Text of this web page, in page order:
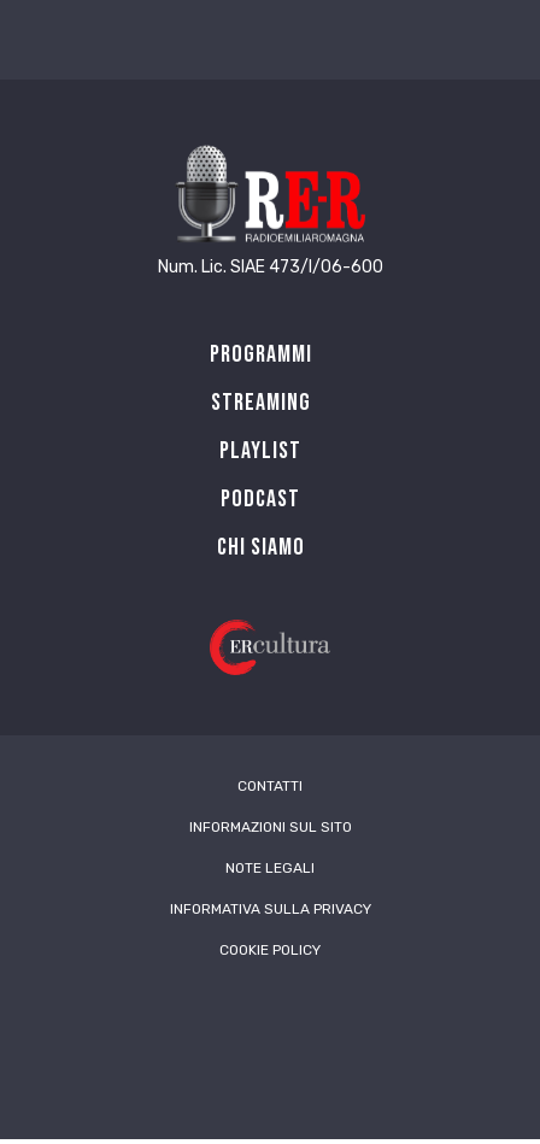
Num. Lic. SIAE 473/I/06-600
Programmi
Streaming
Playlist
PODCAST
Chi siamo
CONTATTI
INFORMAZIONI SUL SITO
NOTE LEGALI
INFORMATIVA SULLA PRIVACY
COOKIE POLICY